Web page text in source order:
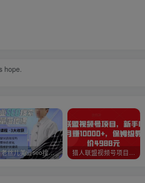
hope.
薛老丝儿美业seo搜索流量落地课，一周暴涨20w粉丝，全干货讲解 猎人联盟视频号项目，新手0基础轻松月赚10000+，保姆级教程原价4988元